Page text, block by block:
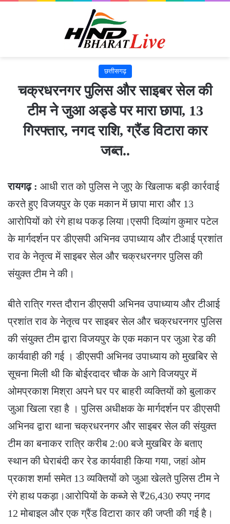
छत्तीसगढ़
चक्रधरनगर पुलिस और साइबर सेल की
टीम ने जुआ अड्डे पर मारा छापा, 13
गिरफ्तार, नगद राशि, ग्रैंड विटारा कार
जब्त..
रायगढ़ : आधी रात को पुलिस ने जुए के खिलाफ बड़ी कार्रवाई
करते हुए विजयपुर के एक मकान में छापा मारा और 13
आरोपियों को रंगे हाथ पकड़ लिया।एसपी दिव्यांग कुमार पटेल
के मार्गदर्शन पर डीएसपी अभिनव उपाध्याय और टीआई प्रशांत
राव के नेतृत्व में साइबर सेल और चक्रधरनगर पुलिस की
संयुक्त टीम ने की।
बीते रात्रि गस्त दौरान डीएसपी अभिनव उपाध्याय और टीआई
प्रशांत राव के नेतृत्व पर साइबर सेल और चक्रधरनगर पुलिस
की संयुक्त टीम द्वारा विजयपुर के एक मकान पर जुआ रेड की
कार्यवाही की गई । डीएसपी अभिनव उपाध्याय को मुखबिर से
सूचना मिली थी कि बोईरदादर चौक के आगे विजयपुर में
ओमप्रकाश मिश्रा अपने घर पर बाहरी व्यक्तियों को बुलाकर
जुआ खिला रहा है । पुलिस अधीक्षक के मार्गदर्शन पर डीएसपी
अभिनव द्वारा थाना चक्रधरनगर और साइबर सेल की संयुक्त
टीम का बनाकर रात्रि करीब 2:00 बजे मुखबिर के बताए
स्थान की घेराबंदी कर रेड कार्यवाही किया गया, जहां ओम
प्रकाश शर्मा समेत 13 व्यक्तियों को जुआ खेलते पुलिस टीम ने
रंगे हाथ पकड़ा।आरोपियों के कब्जे से ₹26,430 रुपए नगद
12 मोबाइल और एक ग्रैंड विटारा कार की जप्ती की गई है।